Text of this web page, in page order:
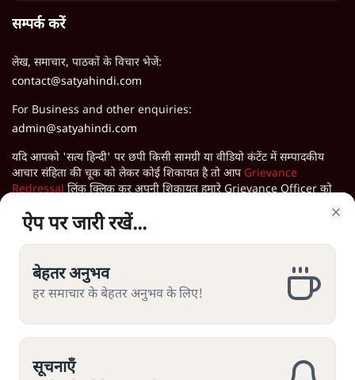
सम्पर्क करें
लेख, समाचार, पाठकों के विचार भेजें:
contact@satyahindi.com
For Business and other enquiries:
admin@satyahindi.com
यदि आपको 'सत्य हिन्दी' पर छपी किसी सामग्री या वीडियो कंटेंट में सम्पादकीय
आचार संहिता की चूक को लेकर कोई शिकायत है तो आप Grievance
Redressal लिंक क्लिक कर अपनी शिकायत हमारे Grievance Officer को
सत्य हिन्दी ऐप डाउनलोड करें
ऐप पर जारी रखें...
बेहतर अनुभव
हर समाचार के बेहतर अनुभव के लिए!
सूचनाएँ
ऐप पर जारी रखें...
बेहतर अनुभव
हर समाचार के बेहतर अनुभव के लिए!
सूचनाएँ